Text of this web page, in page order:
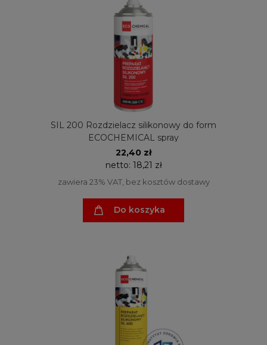
SIL 200 Rozdzielacz silikonowy do form
ECOCHEMICAL spray
22,40 zł
netto: 18,21 zł
zawiera 23% VAT, bez kosztów dostawy
Do koszyka